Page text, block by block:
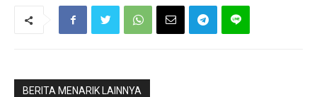
BERITA MENARIK LAINNYA